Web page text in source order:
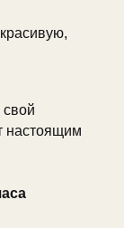
свой
настоящим